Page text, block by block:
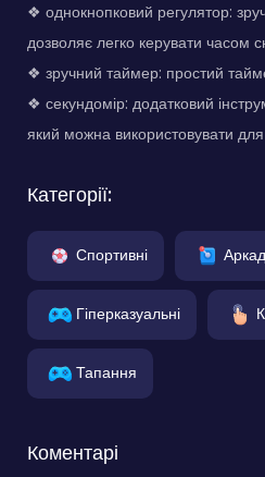
❖ однокнопковий регулятор:
дозволяє легко керувати часом
❖ зручний таймер: простий
❖ секундомір: додатковий
який можна використовувати для
Категорії:
Спортивні
Гіперказуальні
Тапання
Коментарі